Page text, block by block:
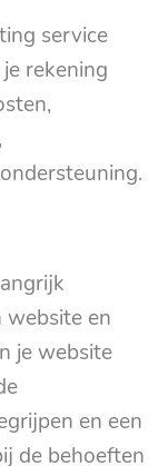
service
rekening
website en
je website
en een
de behoeften